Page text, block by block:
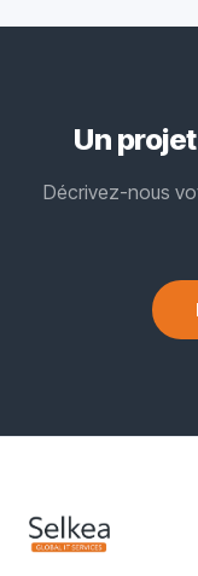
Un
Décrivez-nous